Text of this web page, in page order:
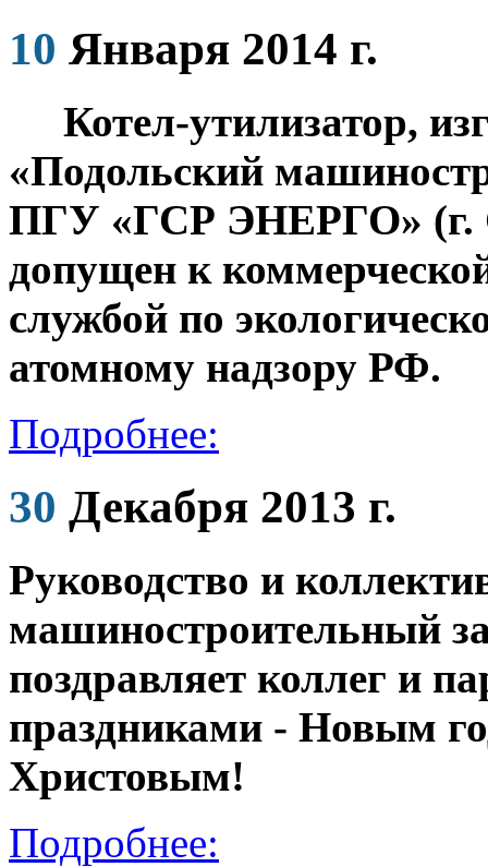
10 Января 2014 г.
Котел-утилизатор,
«Подольский
ПГУ «ГСР ЭНЕРГО» (г.
допущен к
службой по
атомному надзору РФ.
Подробнее:
30 Декабря 2013 г.
Руководство и
машиностроительный
поздравляет коллег и
праздниками - Новым
Христовым!
Подробнее: